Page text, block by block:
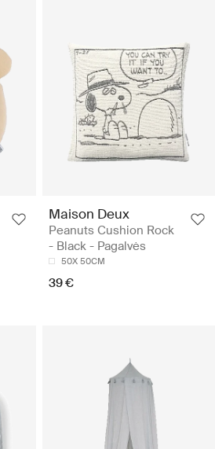
Maison Deux
Peanuts Cushion Rock
- Black - Pagalvės
50X 50CM
39 €